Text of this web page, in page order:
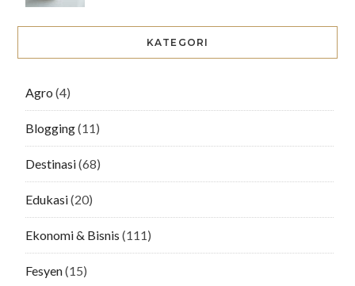
KATEGORI
Agro (4)
Blogging(11)
Destinasi(68)
Edukasi(20)
Ekonomi & Bisnis (111)
Fesyen(15)